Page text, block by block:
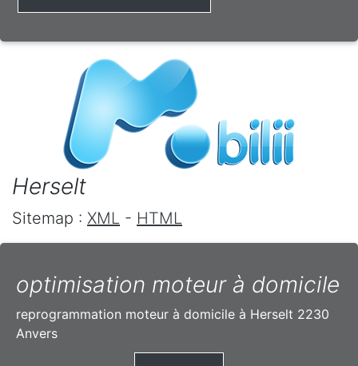
Herselt
Sitemap : XML - HTML
optimisation moteur à domicile
reprogrammation moteur à domicile à Herselt 2230
Anvers